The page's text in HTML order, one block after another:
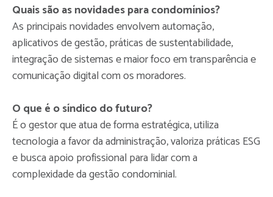
Quais são as novidades para condomínios?
As principais novidades envolvem automação,
aplicativos de gestão, práticas de sustentabilidade,
integração de sistemas e maior foco em transparência e
comunicação digital com os moradores.
O que é o síndico do futuro?
É o gestor que atua de forma estratégica, utiliza
tecnologia a favor da administração, valoriza práticas ESG
e busca apoio profissional para lidar com a
complexidade da gestão condominial.